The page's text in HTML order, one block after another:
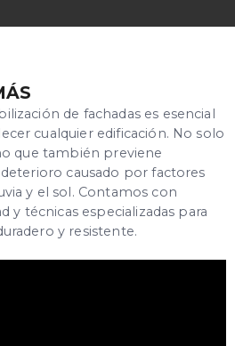
de fachadas es esencial
cualquier edificación. No solo
que también previene
causado por factores
y el sol. Contamos con
y técnicas especializadas para
y resistente.